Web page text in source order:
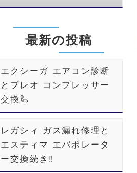
最新の投稿
エクシーガ エアコン診断
とプレオ コンプレッサー
交換🦾
レガシィ ガス漏れ修理と
エスティマ エバポレータ
ー交換続き‼️